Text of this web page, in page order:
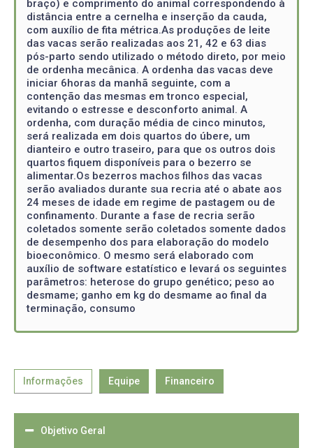
braço) e comprimento do animal correspondendo à
distância entre a cernelha e inserção da cauda,
com auxílio de fita métrica.As produções de leite
das vacas serão realizadas aos 21, 42 e 63 dias
pós-parto sendo utilizado o método direto, por meio
de ordenha mecânica. A ordenha das vacas deve
iniciar 6horas da manhã seguinte, com a
contenção das mesmas em tronco especial,
evitando o estresse e desconforto animal. A
ordenha, com duração média de cinco minutos,
será realizada em dois quartos do úbere, um
dianteiro e outro traseiro, para que os outros dois
quartos fiquem disponíveis para o bezerro se
alimentar.Os bezerros machos filhos das vacas
serão avaliados durante sua recria até o abate aos
24 meses de idade em regime de pastagem ou de
confinamento. Durante a fase de recria serão
coletados somente serão coletados somente dados
de desempenho dos para elaboração do modelo
bioeconômico. O mesmo será elaborado com
auxílio de software estatístico e levará os seguintes
parâmetros: heterose do grupo genético; peso ao
desmame; ganho em kg do desmame ao final da
terminação, consumo
Informações Equipe Financeiro
Objetivo Geral